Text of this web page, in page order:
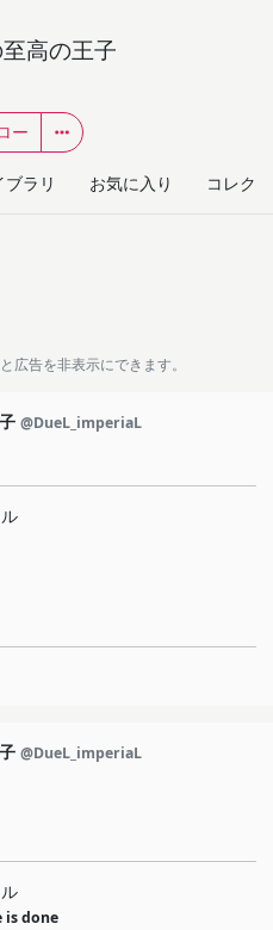
高の王子
ー
ブラリ お気に入り コレク
広告を非表示にできます。
@DueL_imperiaL
@DueL_imperiaL
is done